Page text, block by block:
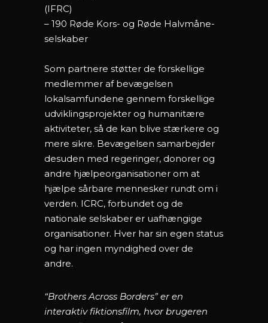
(IFRC)
– 190 Røde Kors- og Røde Halvmåne-
selskaber
Som partnere støtter de forskellige
medlemmer af bevægelsen
lokalsamfundene gennem forskellige
udviklingsprojekter og humanitære
aktiviteter, så de kan blive stærkere og
mere sikre. Bevægelsen samarbejder
desuden med regeringer, donorer og
andre hjælpeorganisationer om at
hjælpe sårbare mennesker rundt om i
verden. ICRC, forbundet og de
nationale selskaber er uafhængige
organisationer. Hver har sin egen status
og har ingen myndighed over de
andre.
“Brothers Across Borders” er en
interaktiv fiktionsfilm, hvor brugeren